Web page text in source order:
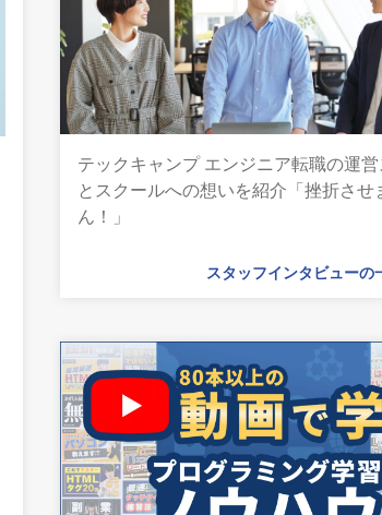
テックキャンプ エンジニア転職の運営
とスクールへの想いを紹介「挫折させ
ん！」
スタッフインタビューの